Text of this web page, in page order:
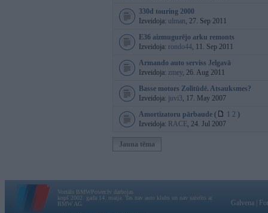
330d touring 2000
Izveidoja: ulman, 27. Sep 2011
E36 aizmugurējo arku remonts
Izveidoja: rondo44, 11. Sep 2011
Armando auto serviss Jelgavā
Izveidoja: zmey, 26. Aug 2011
Basse motors Zolitūdē. Atsauksmes?
Izveidoja: juvi3, 17. May 2007
Amortizatoru pārbaude ( 1 2 )
Izveidoja: RACE, 24. Jul 2007
Jauna tēma
Vortāls BMWPower.lv darbojas
kopš 2002. gada 14. maija. Tas nav auto klubs un nav saistīts ar
BMW AG.
Galvena